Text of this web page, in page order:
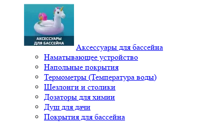
Аксессуары для бассейна
Наматывающее устройство
Напольные покрытия
Термометры (Температура воды)
Шезлонги и столики
Дозаторы для химии
Душ для дачи
Покрытия для бассейна